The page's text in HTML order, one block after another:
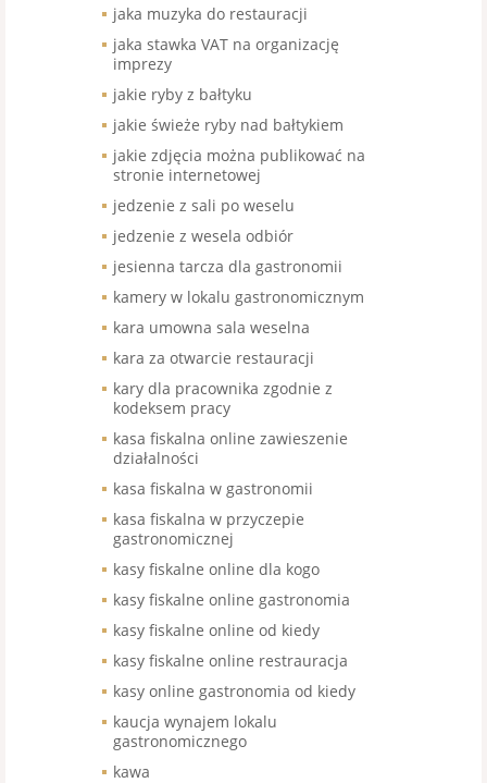
jaka muzyka do restauracji
jaka stawka VAT na organizację
imprezy
jakie ryby z bałtyku
jakie świeże ryby nad bałtykiem
jakie zdjęcia można publikować na
stronie internetowej
jedzenie z sali po weselu
jedzenie z wesela odbiór
jesienna tarcza dla gastronomii
kamery w lokalu gastronomicznym
kara umowna sala weselna
kara za otwarcie restauracji
kary dla pracownika zgodnie z
kodeksem pracy
kasa fiskalna online zawieszenie
działalności
kasa fiskalna w gastronomii
kasa fiskalna w przyczepie
gastronomicznej
kasy fiskalne online dla kogo
kasy fiskalne online gastronomia
kasy fiskalne online od kiedy
kasy fiskalne online restrauracja
kasy online gastronomia od kiedy
kaucja wynajem lokalu
gastronomicznego
kawa